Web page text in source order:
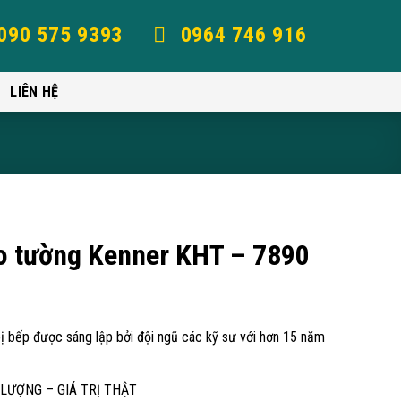
575 9393 0964 746 916
LIÊN HỆ
Kenner KHT – 7890
được sáng lập bởi đội ngũ các kỹ sư với hơn 15 năm
– GIÁ TRỊ THẬT